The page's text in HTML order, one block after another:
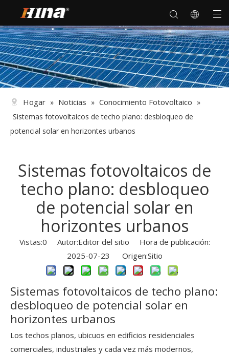
Hogar » Noticias » Conocimiento Fotovoltaico »
Sistemas fotovoltaicos de techo plano: desbloqueo de
potencial solar en horizontes urbanos
Sistemas fotovoltaicos de
techo plano: desbloqueo
de potencial solar en
horizontes urbanos
Vistas:0 Autor:Editor del sitio Hora de publicación:
2025-07-23 Origen:Sitio
Sistemas fotovoltaicos de techo plano:
desbloqueo de potencial solar en
horizontes urbanos
Los techos planos, ubicuos en edificios residenciales
comerciales, industriales y cada vez más modernos,